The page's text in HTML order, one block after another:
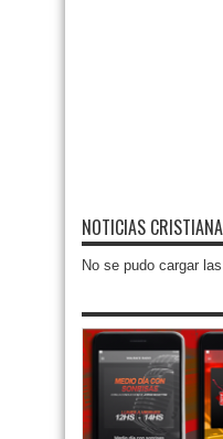
NOTICIAS
No se pudo cargar